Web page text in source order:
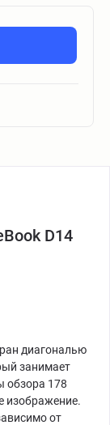
D14
диагональю
занимает
обзора 178
изображение.
от